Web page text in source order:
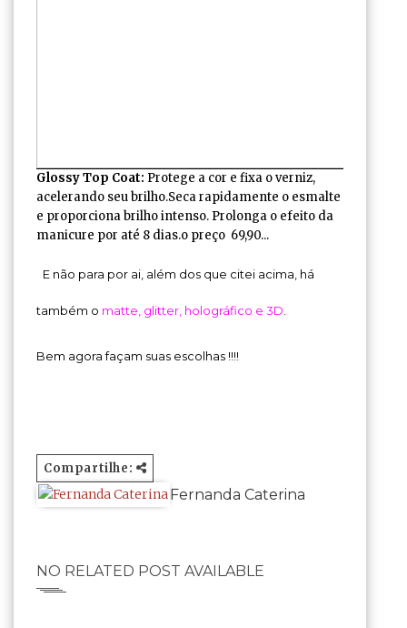
Glossy Top Coat: Protege a cor e fixa o verniz,
acelerando seu brilho.Seca rapidamente o esmalte
e proporciona brilho intenso. Prolonga o efeito da
manicure por até 8 dias.o preço 69,90...
E não para por ai, além dos que citei acima, há
também o matte, glitter, holográfico e 3D.
Bem agora façam suas escolhas !!!!
Compartilhe:
Fernanda Caterina
NO RELATED POST AVAILABLE